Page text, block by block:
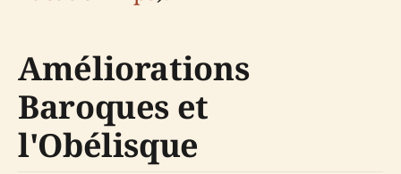
Améliorations
Baroques et
l'Obélisque